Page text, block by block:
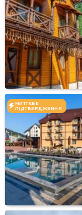
МИТТЄВЕ
ПІДТВЕРДЖЕННЯ